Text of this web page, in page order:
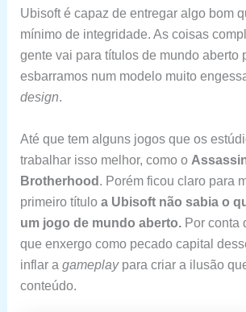
Ubisoft é capaz de entregar algo bom
mínimo de integridade. As coisas
gente vai para títulos de mundo aberto
esbarramos num modelo muito
design.
Até que tem alguns jogos que os
trabalhar isso melhor, como o
Brotherhood . Porém ficou claro para
primeiro título a Ubisoft não sabia o
um jogo de mundo aberto.Por conta
que enxergo como pecado capital
inflar a gameplaypara criar a ilusão
conteúdo.